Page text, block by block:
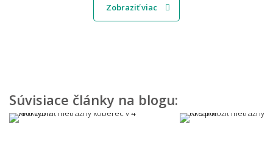
Zobraziť viac
Súvisiace články na blogu: